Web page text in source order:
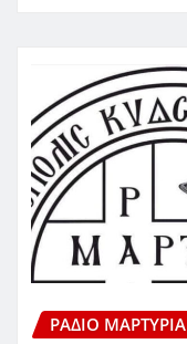
ΡΆΔΙΟ ΜΑΡΤΥΡΊΑ